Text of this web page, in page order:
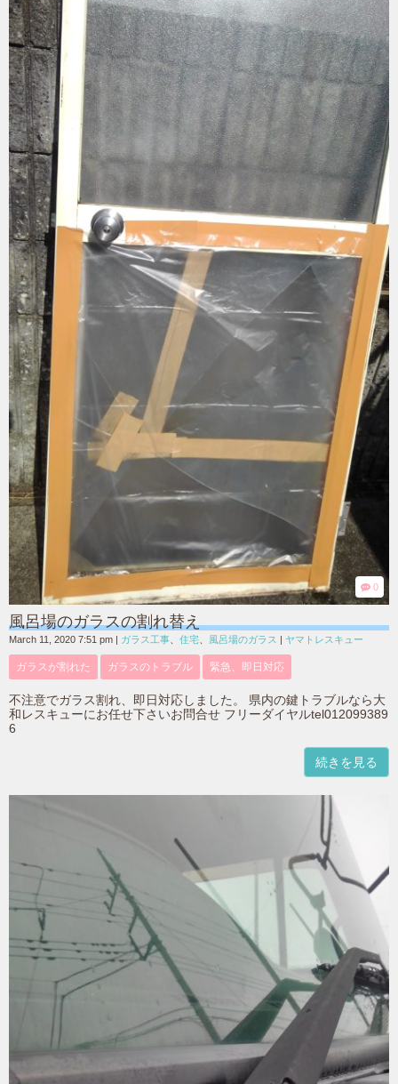
0
風呂場のガラスの割れ替え
March 11, 2020 7:51 pm | ガラス工事 住宅 風呂場のガラス | ヤマトレスキュー
ガラスが割れた ガラスのトラブル 緊急、即日対応
不注意でガラス割れ、即日対応しました。 県内の鍵トラブルなら大
和レスキューにお任せ下さいお問合せ フリーダイヤルtel012099389
6
続きを見る